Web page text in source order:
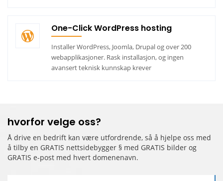
One-Click WordPress hosting
Installer WordPress, Joomla, Drupal og over 200
webapplikasjoner. Rask installasjon, og ingen
avansert teknisk kunnskap krever
hvorfor velge oss?
Å drive en bedrift kan være utfordrende, så å hjelpe oss med
å tilby en GRATIS nettsidebygger § med GRATIS bilder og
GRATIS e-post med hvert domenenavn.